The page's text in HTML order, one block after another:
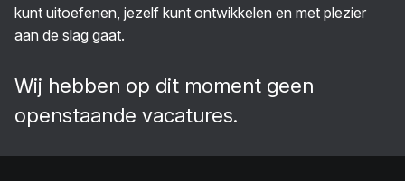
kunt uitoefenen, jezelf kunt ontwikkelen en met plezier
aan de slag gaat.
Wij hebben op dit moment geen
openstaande vacatures.